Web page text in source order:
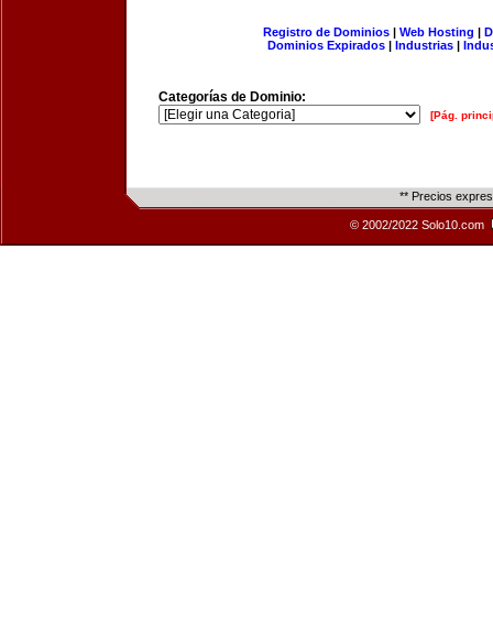
Registro de Dominios| Web Hosting |
Dominios Expirados | Industrias |
Categorías de Dominio:
[Pág.
** Precios
© 2002/2022 Solo10.com